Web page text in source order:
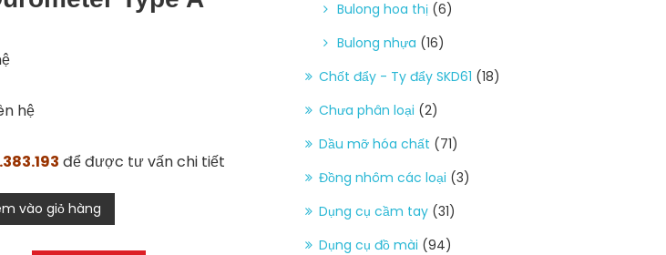
hệ
để được tư vấn chi tiết
vào giỏ hàng
Bulong hoa thị (6)
Bulong nhựa (16)
Chốt đẩy - Ty đẩy SKD61 (18)
Chưa phân loại (2)
Dầu mỡ hóa chất (71)
Đồng nhôm các loại (3)
Dụng cụ cầm tay (31)
Dụng cụ đồ mài (94)